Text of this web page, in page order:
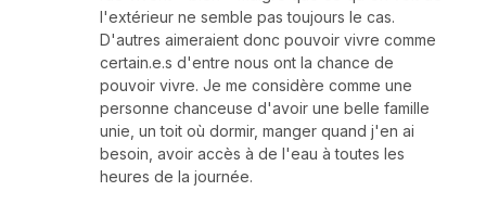
l'extérieur ne semble pas toujours le cas.
D'autres aimeraient donc pouvoir vivre comme
certain.e.s d'entre nous ont la chance de
pouvoir vivre. Je me considère comme une
personne chanceuse d'avoir une belle famille
unie, un toit où dormir, manger quand j'en ai
besoin, avoir accès à de l'eau à toutes les
heures de la journée.